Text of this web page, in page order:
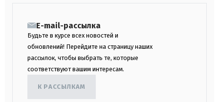
E-mail-рассылка
Будьте в курсе всех новостей и
обновлений! Перейдите на страницу наших
рассылок, чтобы выбрать те, которые
соответствуют вашим интересам.
К РАССЫЛКАМ